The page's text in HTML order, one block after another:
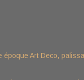
époque Art Deco,